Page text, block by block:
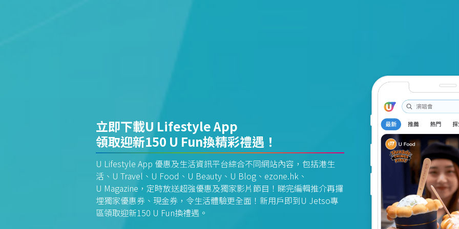
立即下載U Lifestyle App
領取迎新150 U Fun換精彩禮遇！
U Lifestyle App 優惠及生活資訊平台綜合不同網站內容，包括港生
活、U Travel、U Food、U Beauty、U Blog、ezone.hk、
U Magazine，定時放送超強優惠及獨家影片節目！睇完編輯推介再攞
埋獨家優惠券、現金券，令生活體驗更全面！新用戶即到U Jetso專
區領取迎新150 U Fun換禮遇。